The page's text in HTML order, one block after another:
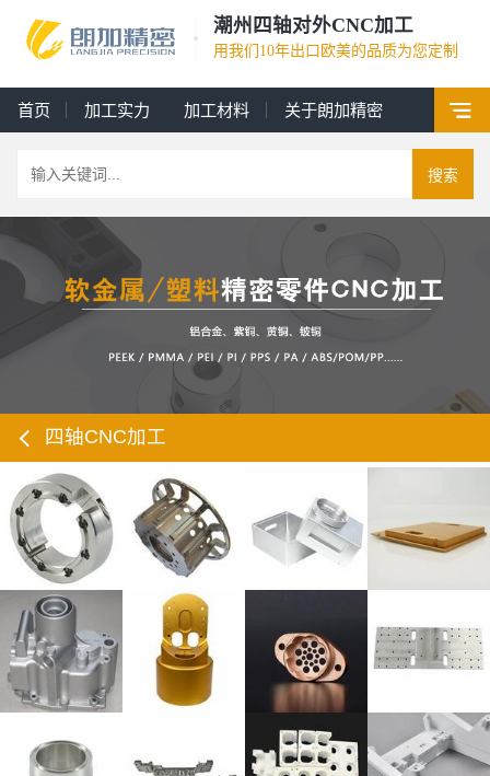
潮州四轴对外CNC加工
用我们10年出口欧美的品质为您定制
首页 加工实力 加工材料 关于朗加精密
搜索
四轴CNC加工